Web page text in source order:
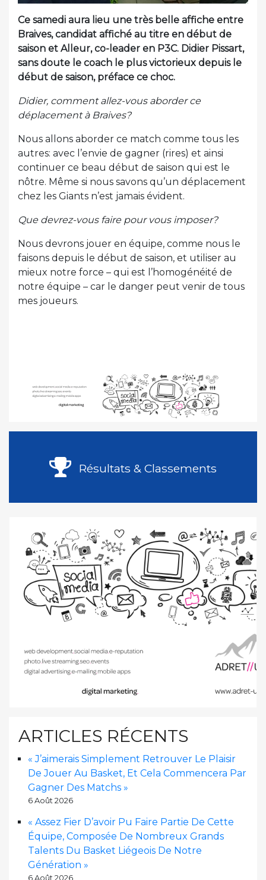
Ce samedi aura lieu une très belle affiche entre
Braives, candidat affiché au titre en début de
saison et Alleur, co-leader en P3C. Didier Pissart,
sans doute le coach le plus victorieux depuis le
début de saison, préface ce choc.
Didier, comment allez-vous aborder ce
déplacement à Braives?
Nous allons aborder ce match comme tous les
autres: avec l’envie de gagner (rires) et ainsi
continuer ce beau début de saison qui est le
nôtre. Même si nous savons qu’un déplacement
chez les Giants n’est jamais évident.
Que devrez-vous faire pour vous imposer?
Nous devrons jouer en équipe, comme nous le
faisons depuis le début de saison, et utiliser au
mieux notre force – qui est l’homogénéité de
notre équipe – car le danger peut venir de tous
mes joueurs.
Résultats & Classements
ARTICLES RÉCENTS
« J’aimerais Simplement Retrouver Le Plaisir
De Jouer Au Basket, Et Cela Commencera Par
Gagner Des Matchs »
6 Août 2026
« Assez Fier D’avoir Pu Faire Partie De Cette
Équipe, Composée De Nombreux Grands
Talents Du Basket Liégeois De Notre
Génération »
6 Août 2026